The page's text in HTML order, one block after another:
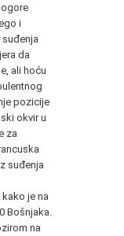
i
da
ali hoću
pozicije
okvir u
za
suđenja
je na
Bošnjaka.
na